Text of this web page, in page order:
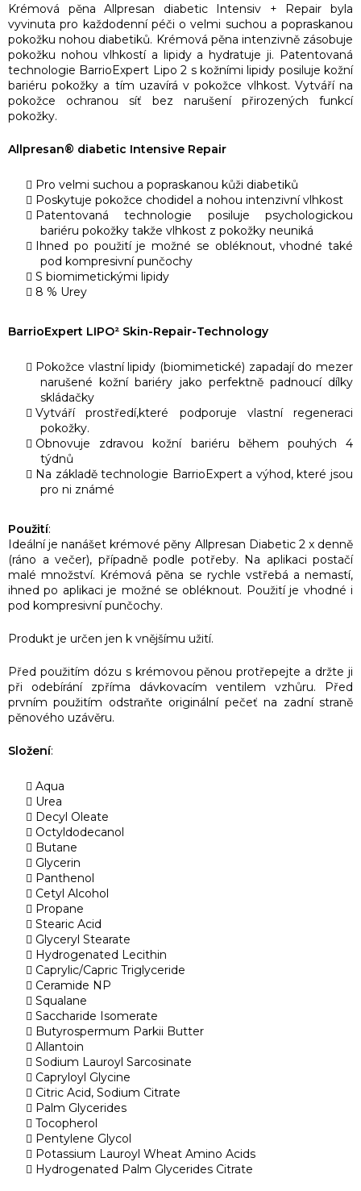
Krémová pěna Allpresan diabetic Intensiv + Repair byla
vyvinuta pro každodenní péči o velmi suchou a popraskanou
pokožku nohou diabetiků. Krémová pěna intenzivně zásobuje
pokožku nohou vlhkostí a lipidy a hydratuje ji. Patentovaná
technologie BarrioExpert Lipo 2 s kožními lipidy posiluje kožní
bariéru pokožky a tím uzavírá v pokožce vlhkost. Vytváří na
pokožce ochranou síť bez narušení přirozených funkcí
pokožky.
Allpresan® diabetic Intensive Repair
Pro velmi suchou a popraskanou kůži diabetiků
Poskytuje pokožce chodidel a nohou intenzivní vlhkost
Patentovaná technologie posiluje psychologickou
bariéru pokožky takže vlhkost z pokožky neuniká
Ihned po použití je možné se obléknout, vhodné také
pod kompresivní punčochy
S biomimetickými lipidy
8 % Urey
BarrioExpert LIPO² Skin-Repair-Technology
Pokožce vlastní lipidy (biomimetické) zapadají do mezer
narušené kožní bariéry jako perfektně padnoucí dílky
skládačky
Vytváří prostředí,které podporuje vlastní regeneraci
pokožky.
Obnovuje zdravou kožní bariéru během pouhých 4
týdnů
Na základě technologie BarrioExpert a výhod, které jsou
pro ni známé
Použití:
Ideální je nanášet krémové pěny Allpresan Diabetic 2 x denně
(ráno a večer), případně podle potřeby. Na aplikaci postačí
malé množství. Krémová pěna se rychle vstřebá a nemastí,
ihned po aplikaci je možné se obléknout. Použití je vhodné i
pod kompresivní punčochy.
Produkt je určen jen k vnějšímu užití.
Před použitím dózu s krémovou pěnou protřepejte a držte ji
při odebírání zpříma dávkovacím ventilem vzhůru. Před
prvním použitím odstraňte originální pečeť na zadní straně
pěnového uzávěru.
Složení:
Aqua
Urea
Decyl Oleate
Octyldodecanol
Butane
Glycerin
Panthenol
Cetyl Alcohol
Propane
Stearic Acid
Glyceryl Stearate
Hydrogenated Lecithin
Caprylic/Capric Triglyceride
Ceramide NP
Squalane
Saccharide Isomerate
Butyrospermum Parkii Butter
Allantoin
Sodium Lauroyl Sarcosinate
Capryloyl Glycine
Citric Acid, Sodium Citrate
Palm Glycerides
Tocopherol
Pentylene Glycol
Potassium Lauroyl Wheat Amino Acids
Hydrogenated Palm Glycerides Citrate